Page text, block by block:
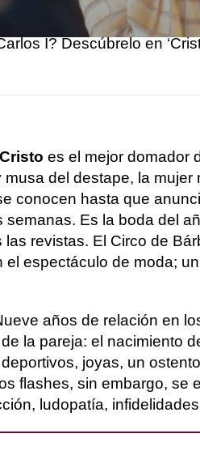
siglo XX. ¿Cuál era la
I? Descúbrelo en
es el mejor domador
musa del destape, la mujer
conocen hasta que
semanas. Es la boda del
las revistas. El Circo de
el espectáculo de moda;
años de relación en
la pareja: el nacimiento
joyas, un
flashes, sin embargo, se
ludopatía,